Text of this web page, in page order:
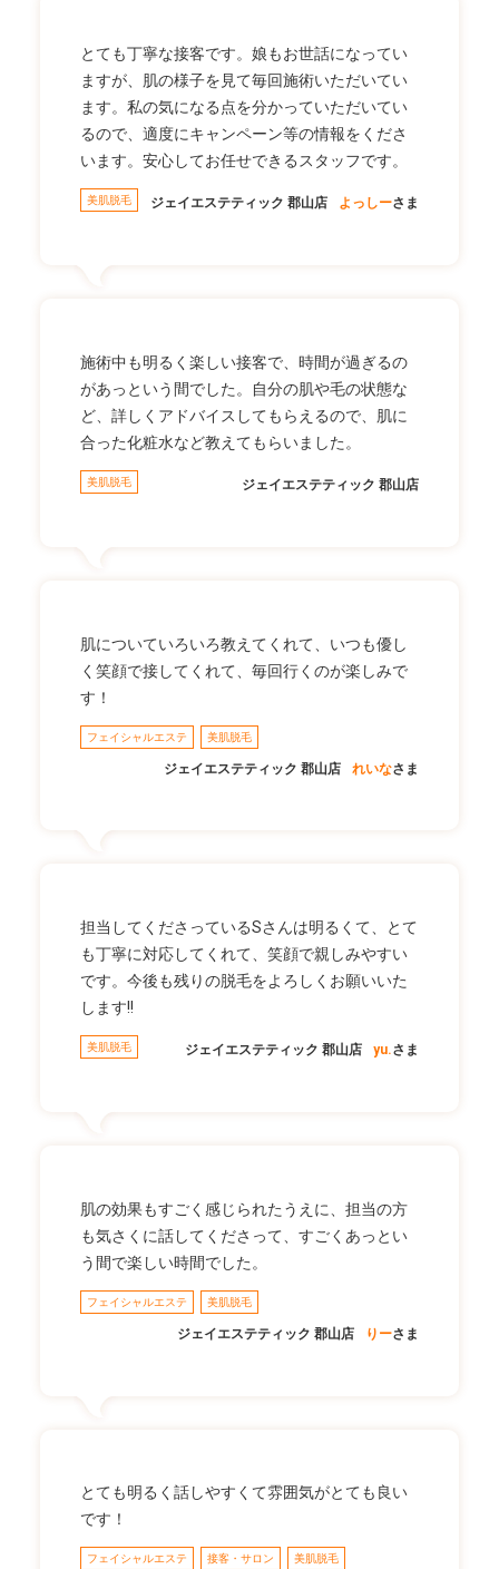
とても丁寧な接客です。娘もお世話になってい
ますが、肌の様子を見て毎回施術いただいてい
ます。私の気になる点を分かっていただいてい
るので、適度にキャンペーン等の情報をくださ
います。安心してお任せできるスタッフです。
美肌脱毛 ジェイエステティック 郡山店 よっしーさま
施術中も明るく楽しい接客で、時間が過ぎるの
があっという間でした。自分の肌や毛の状態な
ど、詳しくアドバイスしてもらえるので、肌に
合った化粧水など教えてもらいました。
美肌脱毛 ジェイエステティック 郡山店
肌についていろいろ教えてくれて、いつも優し
く笑顔で接してくれて、毎回行くのが楽しみで
す！
フェイシャルエステ 美肌脱毛
ジェイエステティック 郡山店 れいなさま
担当してくださっているSさんは明るくて、とて
も丁寧に対応してくれて、笑顔で親しみやすい
です。今後も残りの脱毛をよろしくお願いいた
します!!
美肌脱毛 ジェイエステティック 郡山店 yu.さま
肌の効果もすごく感じられたうえに、担当の方
も気さくに話してくださって、すごくあっとい
う間で楽しい時間でした。
フェイシャルエステ 美肌脱毛
ジェイエステティック 郡山店 りーさま
とても明るく話しやすくて雰囲気がとても良い
です！
フェイシャルエステ 接客・サロン 美肌脱毛